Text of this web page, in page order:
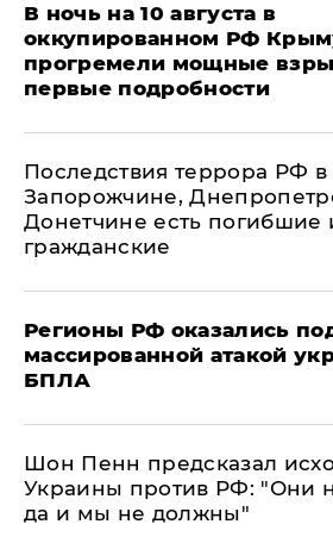
В ночь на 10 августа в
оккупированном РФ
прогремели мощные
первые подробности
Последствия террора РФ в
Запорожчине,
Донетчине есть погибшие
гражданские
Регионы РФ оказались
массированной атакой
БПЛА
Шон Пенн предсказал
Украины против РФ: "Они
да и мы не должны"